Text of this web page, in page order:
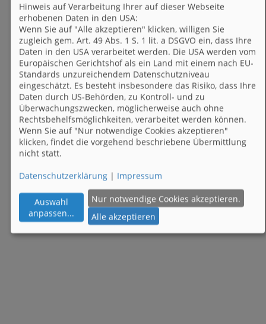
Hinweis auf Verarbeitung Ihrer auf dieser Webseite
erhobenen Daten in den USA:
Wenn Sie auf "Alle akzeptieren" klicken, willigen Sie
zugleich gem. Art. 49 Abs. 1 S. 1 lit. a DSGVO ein, dass Ihre
Daten in den USA verarbeitet werden. Die USA werden vom
Europäischen Gerichtshof als ein Land mit einem nach EU-
Standards unzureichendem Datenschutzniveau
eingeschätzt. Es besteht insbesondere das Risiko, dass Ihre
Daten durch US-Behörden, zu Kontroll- und zu
Überwachungszwecken, möglicherweise auch ohne
Rechtsbehelfsmöglichkeiten, verarbeitet werden können.
Wenn Sie auf "Nur notwendige Cookies akzeptieren"
klicken, findet die vorgehend beschriebene Übermittlung
nicht statt.
Datenschutzerklärung| Impressum
Auswahl
anpassen...
Nur notwendige Cookies akzeptieren.
Alle akzeptieren